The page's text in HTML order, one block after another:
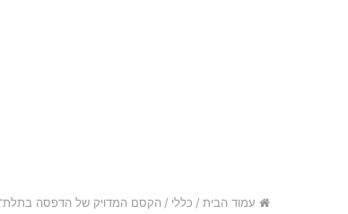
עמוד הבית / כללי / הקסם המדויק של הדפסה